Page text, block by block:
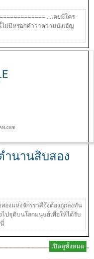
...เคยมีใคร
ไม่มีหรอกคำว่าความบังเอิญ
ำนานสิบสอง
องแห่งจักรราศีจึงต้องถูกลงทัน
ไปจุติบนโลกมนุษย์เพื่อให้ได้รับ
เปิดดูทั้งหมด